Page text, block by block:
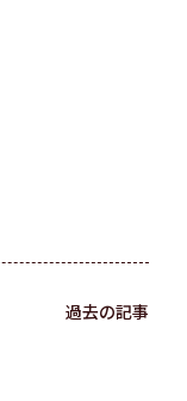
過去の記事